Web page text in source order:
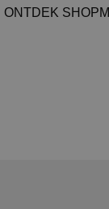
ONTDEK